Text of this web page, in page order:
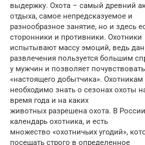
выдержку. Охота – самый древний
отдыха, самое непредсказуемое и
разнообразное занятие, но и здесь
сторонники и противники. Охотники
испытывают массу эмоций, ведь
развлечения пользуется большим
у мужчин и позволяет
«настоящего добытчика». Охотникам
необходимо знать о сезонах охоты
время года и на каких
животных разрешена охота. В
календарь охотника, и есть
множество «охотничьих угодий»,
посещать строго в определенное